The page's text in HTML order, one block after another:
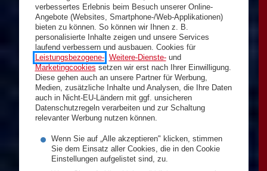
verbessertes Erlebnis beim Besuch unserer Online-
Angebote (Websites, Smartphone-/Web-Applikationen)
bieten zu können. So können wir Ihnen z. B.
personalisierte Inhalte zeigen und unsere Services
laufend verbessern und ausbauen. Cookies für
Leistungsbezogene-, Weitere-Dienste-und
Marketingcookies setzen wir erst nach Ihrer Einwilligung.
Diese gehen auch an unsere Partner für Werbung,
Medien, zusätzliche Inhalte und Analysen, die Ihre Daten
auch in Nicht-EU-Ländern mit ggf. unsicheren
Datenschutzregeln verarbeiten und zur Schaltung
relevanter Werbung nutzen können.
Wenn Sie auf „Alle akzeptieren" klicken, stimmen
Sie dem Einsatz aller Cookies, die in den Cookie
Einstellungen aufgelistet sind, zu.